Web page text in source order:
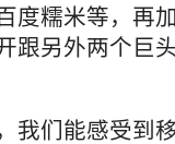
度糯米等，再
跟另外两个巨
我们能感受到